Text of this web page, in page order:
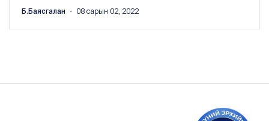
Б.Баясгалан ・ 08 сарын 02, 2022